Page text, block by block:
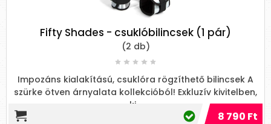
Fifty Shades - csuklóbilincsek (1 pár)
(2 db)
Impozáns kialakítású, csuklóra rögzíthető bilincsek A
szürke ötven árnyalata kollekcióból! Exkluzív kivitelben,
ki...
8 790 Ft